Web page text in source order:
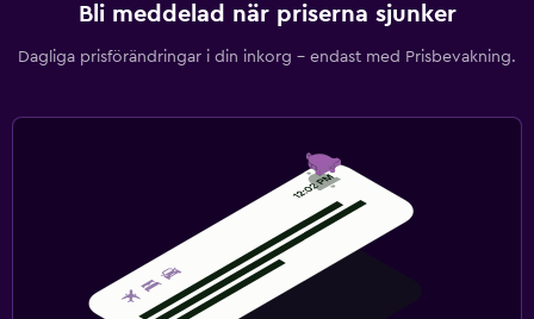
Bli meddelad när priserna sjunker
Dagliga prisförändringar i din inkorg – endast med Prisbevakning.